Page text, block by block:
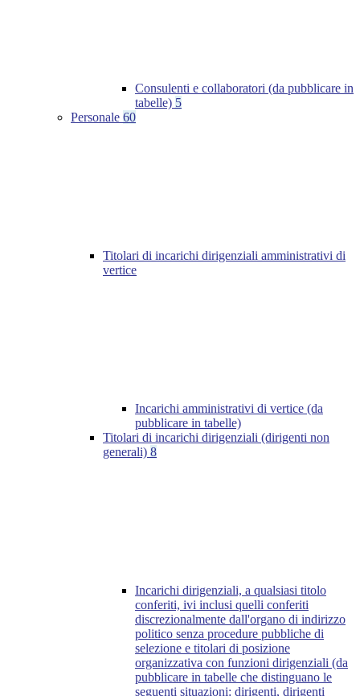
Consulenti e collaboratori (da pubblicare in
tabelle) 5
Personale 60
Titolari di incarichi dirigenziali amministrativi di
vertice
Incarichi amministrativi di vertice (da
pubblicare in tabelle)
Titolari di incarichi dirigenziali (dirigenti non
generali) 8
Incarichi dirigenziali, a qualsiasi titolo
conferiti, ivi inclusi quelli conferiti
discrezionalmente dall'organo di indirizzo
politico senza procedure pubbliche di
selezione e titolari di posizione
organizzativa con funzioni dirigenziali (da
pubblicare in tabelle che distinguano le
seguenti situazioni: dirigenti, dirigenti